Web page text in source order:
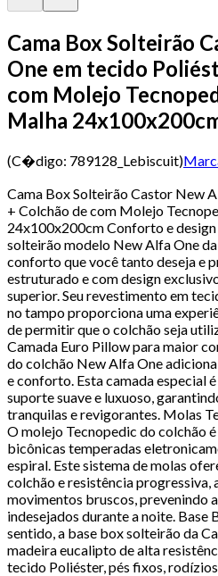
Cama Box Solteirão
One em tecido
com Molejo
Malha
(C�digo: 789128_Lebiscuit)
Cama Box Solteirão Castor New
+ Colchão de com Molejo
24x100x200cm Conforto e
solteirão modelo New Alfa One
conforto que você tanto deseja e
estruturado e com design
superior. Seu revestimento em
no tampo proporciona uma
de permitir que o colchão seja
Camada Euro Pillow para maior
do colchão New Alfa One
e conforto. Esta camada especial
suporte suave e luxuoso,
tranquilas e revigorantes. Molas
O molejo Tecnopedic do colchão
bicônicas temperadas
espiral. Este sistema de molas
colchão e resistência progressiva,
movimentos bruscos, prevenindo
indesejados durante a noite. Base
sentido, a base box solteirão da
madeira eucalipto de alta
tecido Poliéster, pés fixos,